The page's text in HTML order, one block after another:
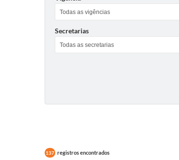
Secretarias
137 registros encontrados